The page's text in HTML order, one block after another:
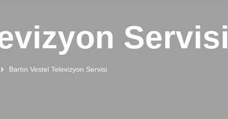
Servisi
Bartın Vestel Televizyon Servisi